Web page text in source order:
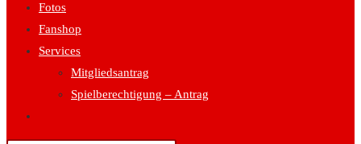
Fotos
Fanshop
Services
Mitgliedsantrag
Spielberechtigung – Antrag
Suche